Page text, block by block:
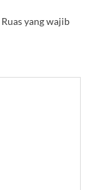
Ruas yang wajib